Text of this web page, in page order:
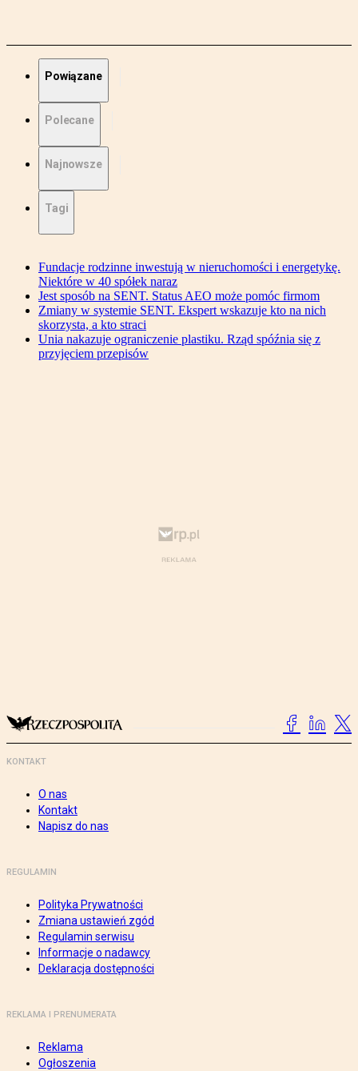
Powiązane
Polecane
Najnowsze
Tagi
Fundacje rodzinne inwestują w nieruchomości i energetykę.
Niektóre w 40 spółek naraz
Jest sposób na SENT. Status AEO może pomóc firmom
Zmiany w systemie SENT. Ekspert wskazuje kto na nich
skorzysta, a kto straci
Unia nakazuje ograniczenie plastiku. Rząd spóźnia się z
przyjęciem przepisów
KONTAKT
O nas
Kontakt
Napisz do nas
REGULAMIN
Polityka Prywatności
Zmiana ustawień zgód
Regulamin serwisu
Informacje o nadawcy
Deklaracja dostępności
REKLAMA I PRENUMERATA
Reklama
Ogłoszenia